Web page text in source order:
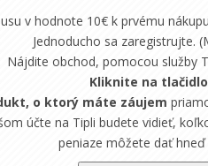
v hodnote 10€ k prvému nákupu
Jednoducho sa zaregistrujte.
Nájdite obchod, pomocou služby
Kliknite na
o ktorý máte záujem
účte na Tipli budete vidieť,
peniaze môžete dať